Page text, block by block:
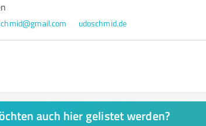
udoschmid.de
auch hier gelistet werden?